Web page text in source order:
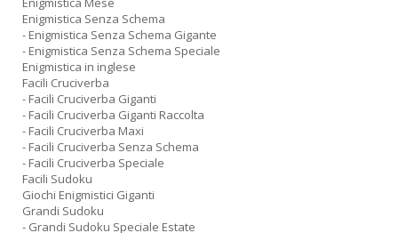
Enigmistica Senza Schema
- Enigmistica Senza Schema Gigante
- Enigmistica Senza Schema Speciale
Enigmistica in inglese
Facili Cruciverba
- Facili Cruciverba Giganti
- Facili Cruciverba Giganti Raccolta
- Facili Cruciverba Maxi
- Facili Cruciverba Senza Schema
- Facili Cruciverba Speciale
Facili Sudoku
Giochi Enigmistici Giganti
Grandi Sudoku
- Grandi Sudoku Speciale Estate